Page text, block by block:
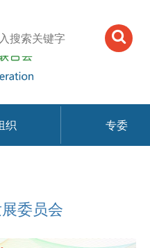
织 专委
委员会